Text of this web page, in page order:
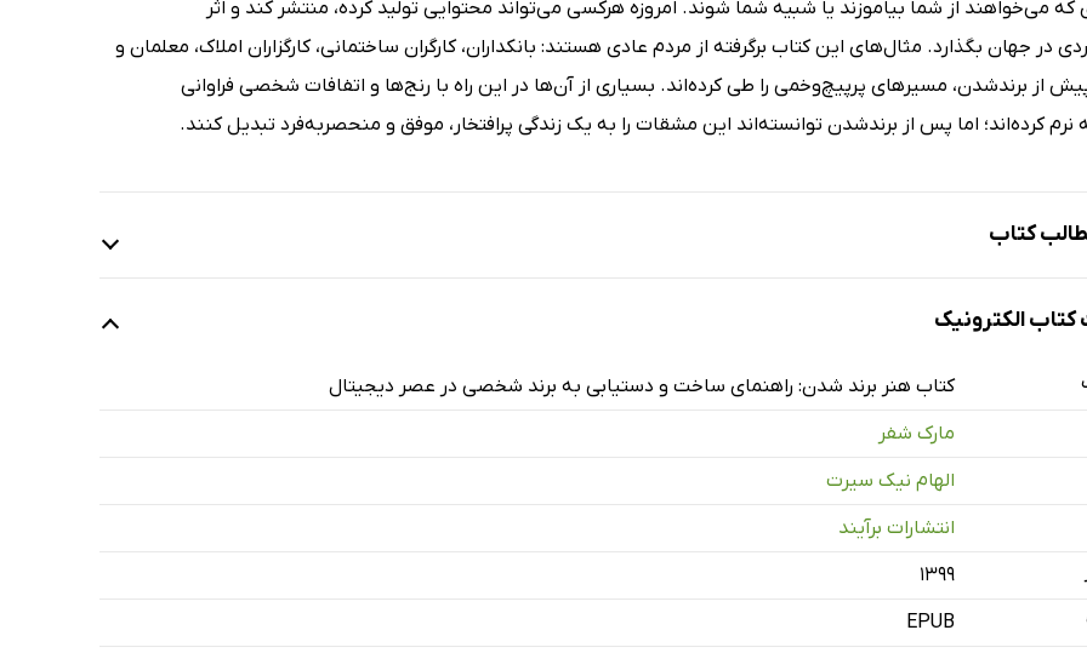
که می‌خواهند از شما بیاموزند یا شبیه شما شوند. امروزه هرکسی می‌تواند محتوایی تولید کرده، منتشر کند و اثر
در جهان بگذارد. مثال‌های این کتاب برگرفته از مردم عادی هستند: بانکداران، کارگران ساختمانی، کارگزاران املاک، معلمان و
از برند‌شدن، مسیرهای پرپیچ‌وخمی را طی کرده‌اند. بسیاری از آن‌ها در این راه با رنج‌ها و اتفافات شخصی فراوانی
کرده‌اند؛ اما پس از برند‌شدن توانسته‌اند این مشقات را به یک زندگی پرافتخار، موفق و منحصربه‌فرد تبدیل کنند.
کتاب
تأثیرگذاری
علاقه‌ی ایدار
گام دوم: تعیین فضا
تعیین فضا
سوم: محتوای مدنظرتان را بیابید
الکترونیک
کتاب هنر برند شدن: راهنمای ساخت و دستیابی به برند شخصی در عصر دیجیتال
مارک شفر
الهام نیک سیرت
انتشارات برآیند
۱۳۹۹
EPUB